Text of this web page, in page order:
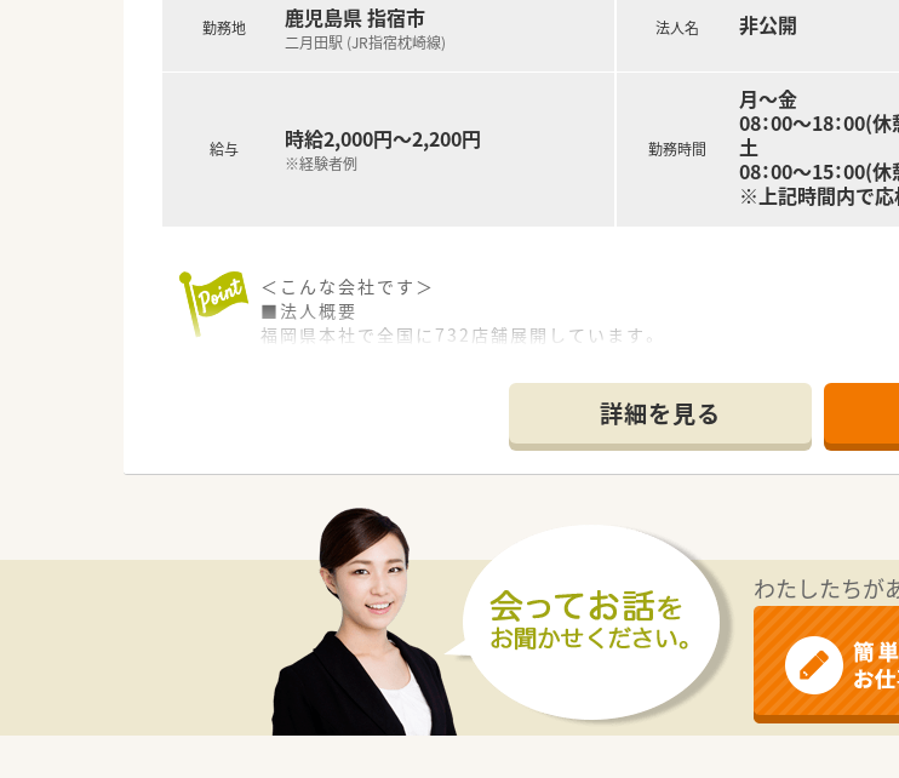
勤務地 鹿児島県 指宿市
二月田駅 (JR指宿枕崎線)
給与 時給2,000円～2,200円
※経験者例
法人名 非公開
勤務時間
月～金
08：00～18：00(
土
08：00～15：00(
※上記時間内で応
＜こんな会社です＞
■法人概要
福岡県本社で全国に732店舗展開しています。
公的機関の認定制度とは別に、社内の認定制度を設けており、「がん」「
企業独自の社内等級制度を設けており、各試験をクリアすることで昇給
■子育て支援企業
「プラチナくるみん」を認定有り
・妊婦通院休暇
・妊婦短時間勤務
・育児休業
・育児休業特別有給休暇。
・看護休暇
・短時間勤務
■全店でピッキングサポートシステムを標準導入
≪ こんな方におすすめ ≫
■調剤薬局のご経験がない方、ブランクのある方
詳細を見る
わたしたちが